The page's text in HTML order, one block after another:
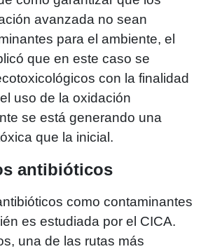
avanzada no sean
para el ambiente, el
que en este caso se
con la finalidad
uso de la oxidación
se está generando una
que la inicial.
antibióticos
como contaminantes
es estudiada por el CICA.
una de las rutas más